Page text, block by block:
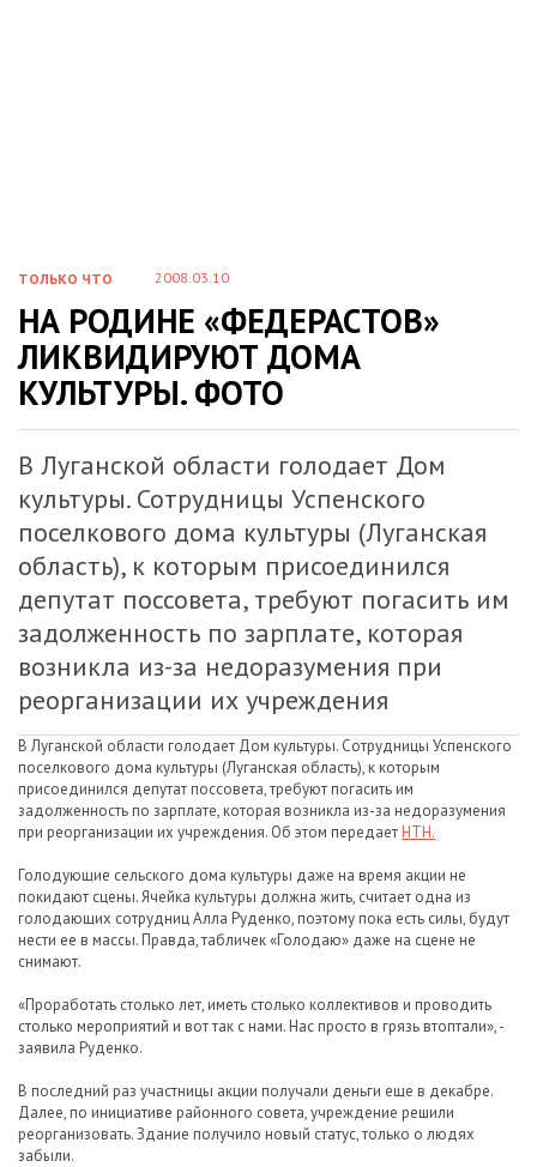
ТОЛЬКО ЧТО 2008.03.10
НА РОДИНЕ «ФЕДЕРАСТОВ»
ЛИКВИДИРУЮТ ДОМА
КУЛЬТУРЫ. ФОТО
В Луганской области голодает Дом
культуры. Сотрудницы Успенского
поселкового дома культуры (Луганская
область), к которым присоединился
депутат поссовета, требуют погасить им
задолженность по зарплате, которая
возникла из-за недоразумения при
реорганизации их учреждения
В Луганской области голодает Дом культуры. Сотрудницы Успенского
поселкового дома культуры (Луганская область), к которым
присоединился депутат поссовета, требуют погасить им
задолженность по зарплате, которая возникла из-за недоразумения
при реорганизации их учреждения. Об этом передаетНТН.
Голодующие сельского дома культуры даже на время акции не
покидают сцены. Ячейка культуры должна жить, считает одна из
голодающих сотрудниц Алла Руденко, поэтому пока есть силы, будут
нести ее в массы. Правда, табличек «Голодаю» даже на сцене не
снимают.
«Проработать столько лет, иметь столько коллективов и проводить
столько мероприятий и вот так с нами. Нас просто в грязь втоптали», -
заявила Руденко.
В последний раз участницы акции получали деньги еще в декабре.
Далее, по инициативе районного совета, учреждение решили
реорганизовать. Здание получило новый статус, только о людях
забыли.